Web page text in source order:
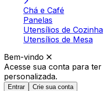
Chá e Café
Panelas
Utensílios de Cozinha
Utensílios de Mesa
Bem-vindo
Acesse sua conta para ter
personalizada.
Entrar Crie sua conta